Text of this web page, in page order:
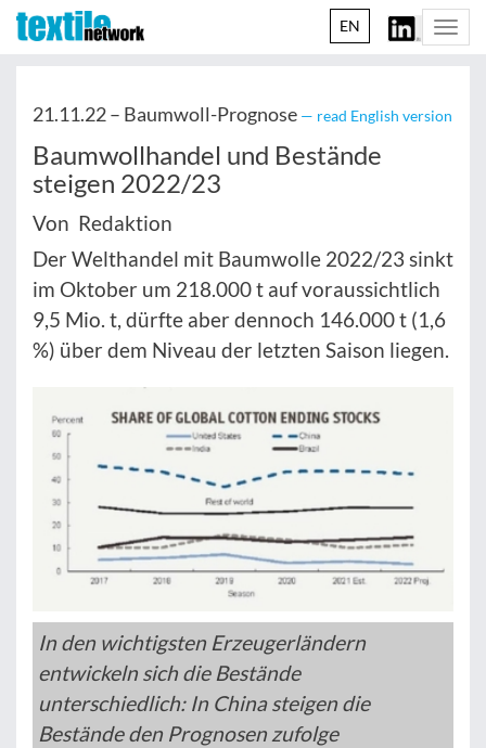
EN
21.11.22 – Baumwoll-Prognose — read English version
Baumwollhandel und Bestände
steigen 2022/23
Von Redaktion
Der Welthandel mit Baumwolle 2022/23 sinkt
im Oktober um 218.000 t auf voraussichtlich
9,5 Mio. t, dürfte aber dennoch 146.000 t (1,6
%) über dem Niveau der letzten Saison liegen.
In den wichtigsten Erzeugerländern
entwickeln sich die Bestände
unterschiedlich: In China steigen die
Bestände den Prognosen zufolge